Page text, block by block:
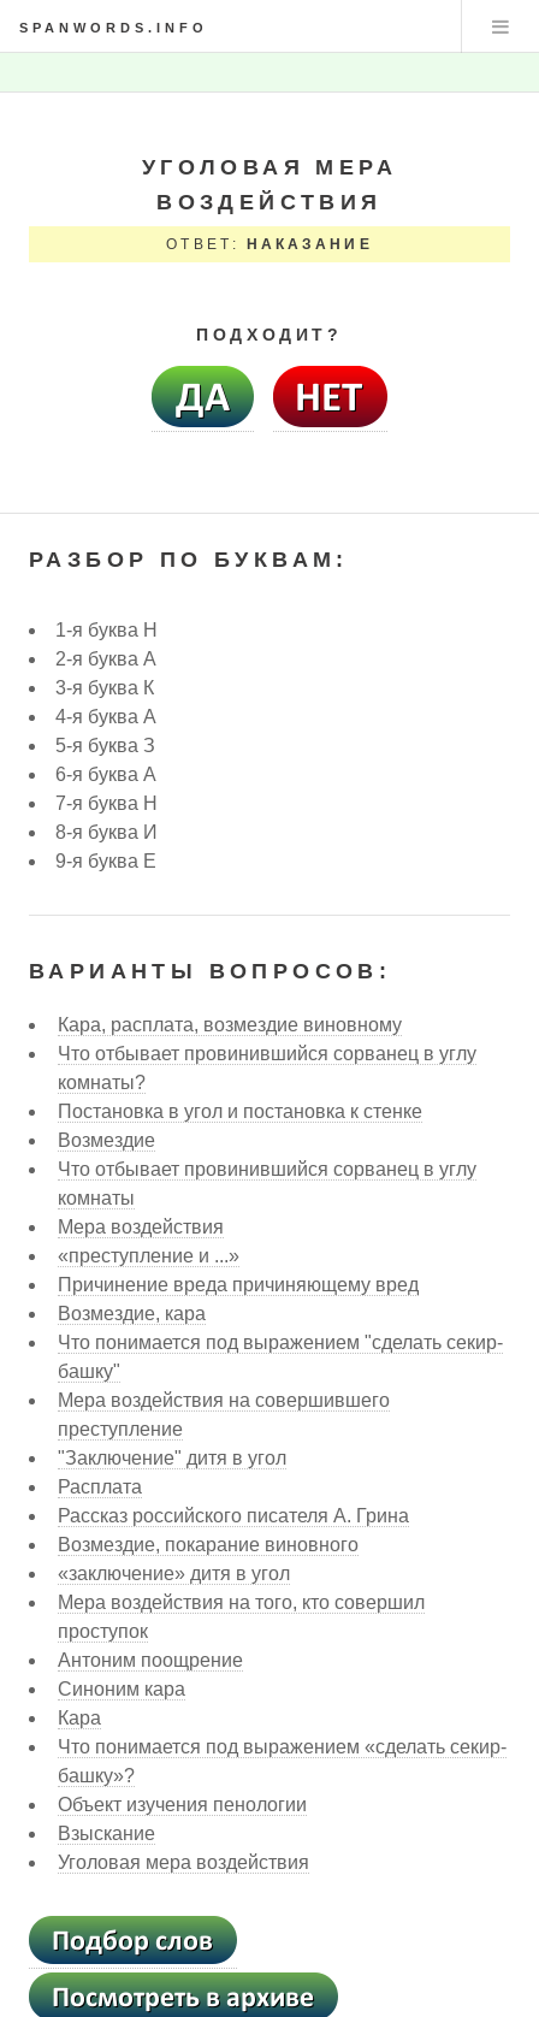
SPANWORDS.INFO
УГОЛОВАЯ МЕРА
ВОЗДЕЙСТВИЯ
ОТВЕТ: НАКАЗАНИЕ
ПОДХОДИТ?
РАЗБОР ПО БУКВАМ:
1-я буква Н
2-я буква А
3-я буква К
4-я буква А
5-я буква З
6-я буква А
7-я буква Н
8-я буква И
9-я буква Е
ВАРИАНТЫ ВОПРОСОВ:
Кара, расплата, возмездие виновному
Что отбывает провинившийся сорванец в углу
комнаты?
Постановка в угол и постановка к стенке
Возмездие
Что отбывает провинившийся сорванец в углу
комнаты
Мера воздействия
«преступление и ...»
Причинение вреда причиняющему вред
Возмездие, кара
Что понимается под выражением "сделать секир-
башку"
Мера воздействия на совершившего
преступление
"Заключение" дитя в угол
Расплата
Рассказ российского писателя А. Грина
Возмездие, покарание виновного
«заключение» дитя в угол
Мера воздействия на того, кто совершил
проступок
Антоним поощрение
Синоним кара
Кара
Что понимается под выражением «сделать секир-
башку»?
Объект изучения пенологии
Взыскание
Уголовая мера воздействия